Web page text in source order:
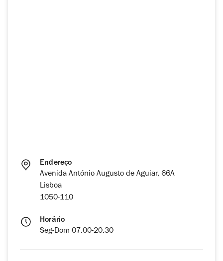
Endereço
Avenida António Augusto de Aguiar, 66A
Lisboa
1050-110
Horário
Seg-Dom 07.00-20.30